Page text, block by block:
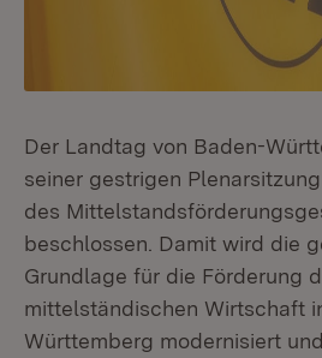
Der Landtag von Baden-
seiner gestrigen
des
beschlossen. Damit wird die
Grundlage für die Förderung
mittelständischen Wirtschaft
Württemberg modernisiert